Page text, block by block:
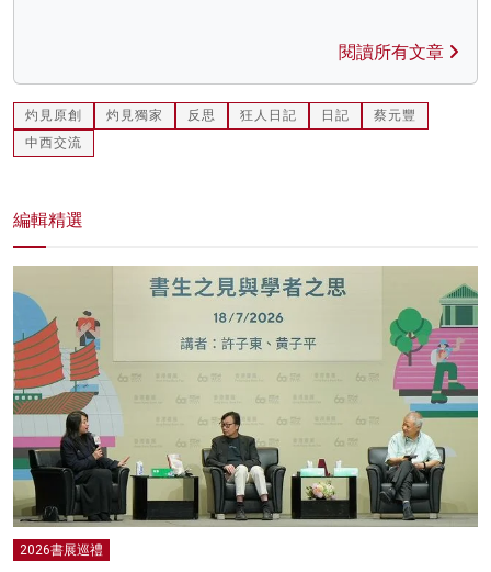
閱讀所有文章
灼見原創 灼見獨家 反思 狂人日記 日記
蔡元豐
中西交流
編輯精選
2026書展巡禮